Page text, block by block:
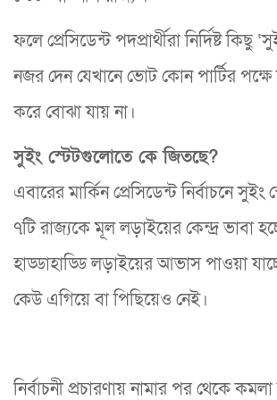
ফলে প্রেসিডেন্ট পদপ্রার্থীরা নির্দিষ্ট কিছু
নজর দেন যেখানে ভোট কোন পার্টির পক্ষে
করে বোঝা যায় না।
সুইং স্টেটগুলোতে কে জিতছে?
এবারের মার্কিন প্রেসিডেন্ট নির্বাচনে
৭টি রাজ্যকে মূল লড়াইয়ের কেন্দ্র ভাবা
হাড্ডাহাড্ডি লড়াইয়ের আভাস পাওয়া
কেউ এগিয়ে বা পিছিয়েও নেই।
নির্বাচনী প্রচারণায় নামার পর থেকে